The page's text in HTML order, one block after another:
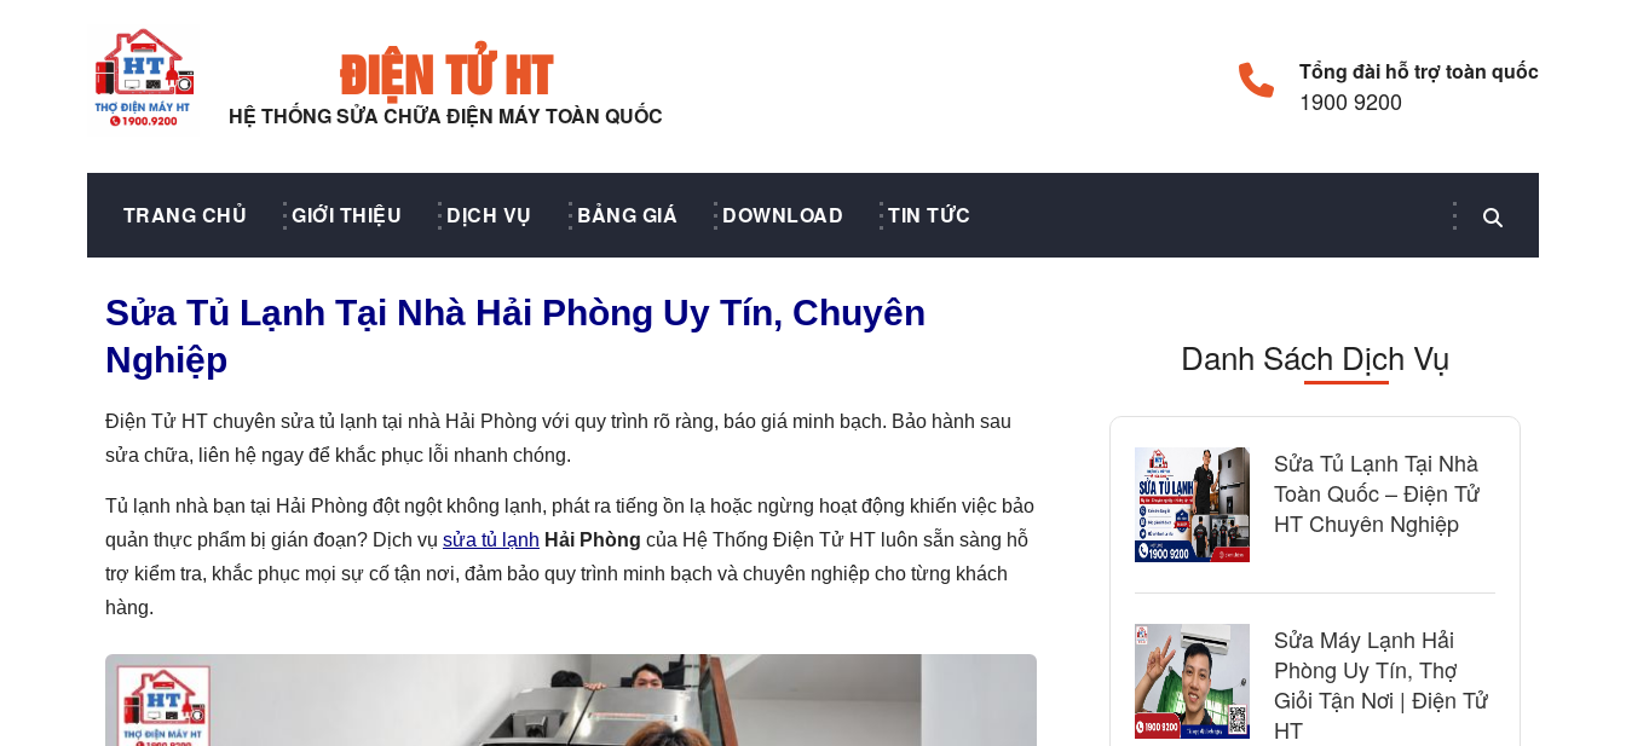
ĐIỆN TỬ HT
HỆ THỐNG SỬA CHỮA ĐIỆN MÁY TOÀN QUỐC
Tổng đài hỗ trợ toàn quốc
1900 9200
TRANG CHỦ GIỚI THIỆU DỊCH VỤ BẢNG GIÁ DOWNLOAD TIN TỨC
Sửa Tủ Lạnh Tại Nhà Hải Phòng Uy Tín, Chuyên
Nghiệp
Điện Tử HT chuyên sửa tủ lạnh tại nhà Hải Phòng với quy trình rõ ràng, báo giá minh bạch. Bảo hành sau
sửa chữa, liên hệ ngay để khắc phục lỗi nhanh chóng.
Tủ lạnh nhà bạn tại Hải Phòng đột ngột không lạnh, phát ra tiếng ồn lạ hoặc ngừng hoạt động khiến việc bảo
quản thực phẩm bị gián đoạn? Dịch vụ sửa tủ lạnh Hải Phòng của Hệ Thống Điện Tử HT luôn sẵn sàng hỗ
trợ kiểm tra, khắc phục mọi sự cố tận nơi, đảm bảo quy trình minh bạch và chuyên nghiệp cho từng khách
hàng.
Danh Sách Dịch Vụ
Sửa Tủ Lạnh Tại Nhà
Toàn Quốc – Điện Tử
HT Chuyên Nghiệp
Sửa Máy Lạnh Hải
Phòng Uy Tín, Thợ
Giỏi Tận Nơi | Điện Tử
HT